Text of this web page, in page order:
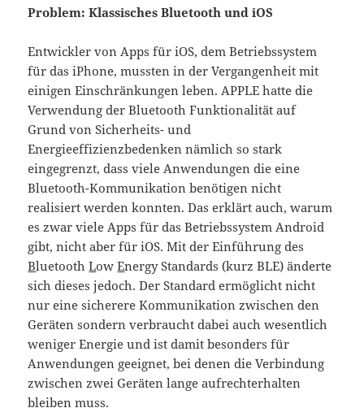
Problem: Klassisches Bluetooth und iOS
Entwickler von Apps für iOS, dem Betriebssystem
für das iPhone, mussten in der Vergangenheit mit
einigen Einschränkungen leben. APPLE hatte die
Verwendung der Bluetooth Funktionalität auf
Grund von Sicherheits- und
Energieeffizienzbedenken nämlich so stark
eingegrenzt, dass viele Anwendungen die eine
Bluetooth-Kommunikation benötigen nicht
realisiert werden konnten. Das erklärt auch, warum
es zwar viele Apps für das Betriebssystem Android
gibt, nicht aber für iOS. Mit der Einführung des
BluetoothLowEnergy Standards (kurz BLE) änderte
sich dieses jedoch. Der Standard ermöglicht nicht
nur eine sicherere Kommunikation zwischen den
Geräten sondern verbraucht dabei auch wesentlich
weniger Energie und ist damit besonders für
Anwendungen geeignet, bei denen die Verbindung
zwischen zwei Geräten lange aufrechterhalten
bleiben muss.